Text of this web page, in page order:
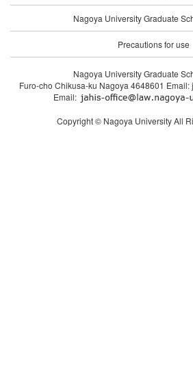
Nagoya University Graduate
Precautions for use
Nagoya University Graduate
Furo-cho Chikusa-ku Nagoya 4648601
Email:
Copyright © Nagoya University All